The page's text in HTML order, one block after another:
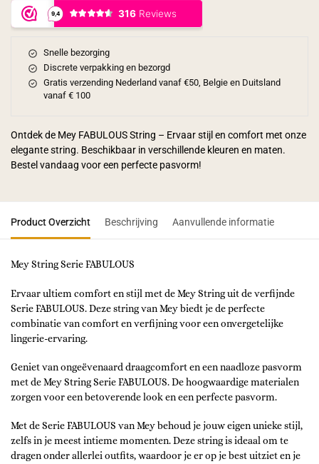
Snelle bezorging
Discrete verpakking en bezorgd
Gratis verzending Nederland vanaf €50, Belgie en Duitsland
vanaf € 100
Ontdek de Mey FABULOUS String – Ervaar stijl en comfort met onze
elegante string. Beschikbaar in verschillende kleuren en maten.
Bestel vandaag voor een perfecte pasvorm!
Product Overzicht Beschrijving Aanvullende informatie
Mey String Serie FABULOUS
Ervaar ultiem comfort en stijl met de Mey String uit de verfijnde
Serie FABULOUS. Deze string van Mey biedt je de perfecte
combinatie van comfort en verfijning voor een onvergetelijke
lingerie-ervaring.
Geniet van ongeëvenaard draagcomfort en een naadloze pasvorm
met de Mey String Serie FABULOUS. De hoogwaardige materialen
zorgen voor een betoverende look en een perfecte pasvorm.
Met de Serie FABULOUS van Mey behoud je jouw eigen unieke stijl,
zelfs in je meest intieme momenten. Deze string is ideaal om te
dragen onder allerlei outfits, waardoor je er op je best uitziet en je